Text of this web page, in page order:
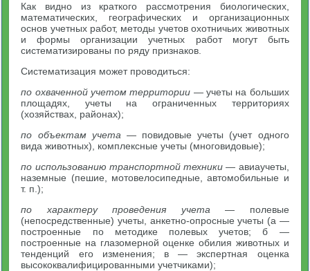
Как видно из краткого рассмотрения биологических,
математических, географических и организационных
основ учетных работ, методы учетов охотничьих животных
и формы организации учетных работ могут быть
систематизированы по ряду признаков.
Систематизация может проводиться:
по охваченной учетом территории — учеты на больших
площадях, учеты на ограниченных территориях
(хозяйствах, районах);
по объектам учета — повидовые учеты (учет одного
вида животных), комплексные учеты (многовидовые);
по использованию транспортной техники — авиаучеты,
наземные (пешие, мотовелосипедные, автомобильные и
т. п.);
по характеру проведения учета — полевые
(непосредственные) учеты, анкетно-опросные учеты (а —
построенные по методике полевых учетов; б —
построенные на глазомерной оценке обилия животных и
тенденций его изменения; в — экспертная оценка
высококвалифицированными учетчиками);